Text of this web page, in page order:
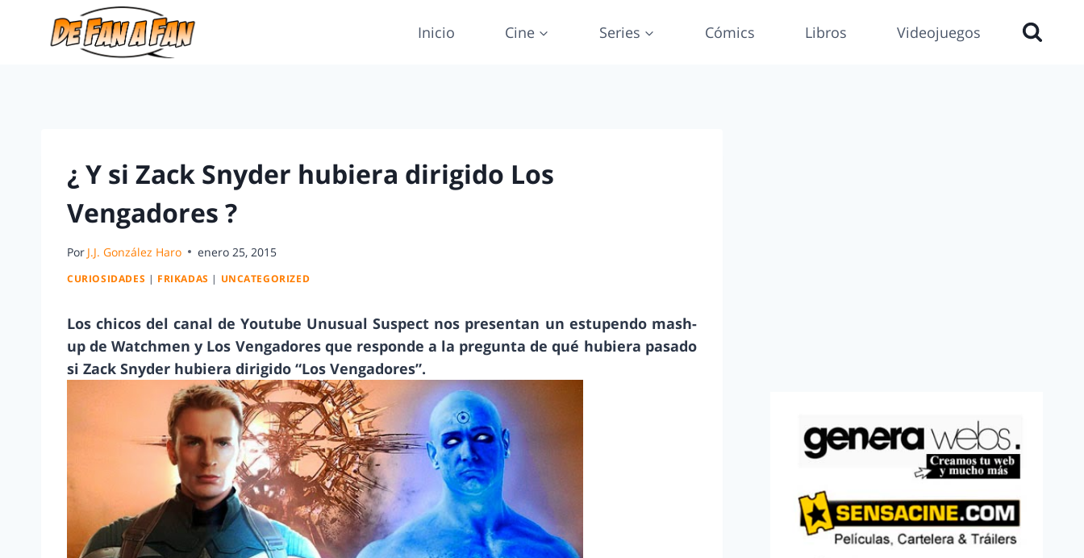
Inicio Cine Series Cómics Libros Videojuegos
¿ Y si Zack Snyder hubiera dirigido Los
Vengadores ?
Por J.J. González Haro enero 25, 2015
CURIOSIDADES | FRIKADAS | UNCATEGORIZED
Los chicos del canal de Youtube Unusual Suspect nos presentan un estupendo mash-
up de Watchmen y Los Vengadores que responde a la pregunta de qué hubiera pasado
si Zack Snyder hubiera dirigido “Los Vengadores”.